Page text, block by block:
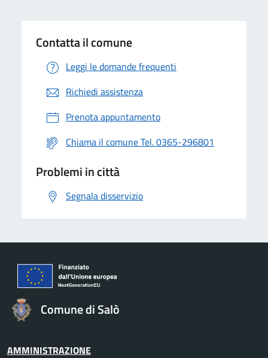
Contatta il comune
Leggi le domande frequenti
Richiedi assistenza
Prenota appuntamento
Chiama il comune Tel. 0365-296801
Problemi in città
Segnala disservizio
Comune di Salò
AMMINISTRAZIONE